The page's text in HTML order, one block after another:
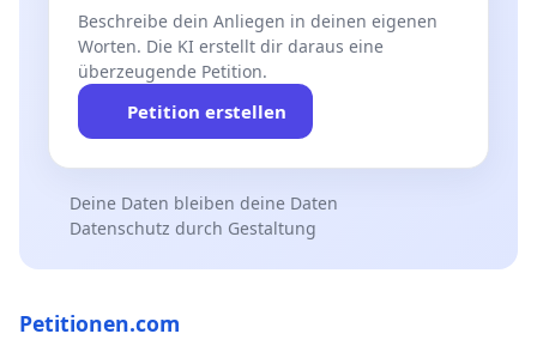
Beschreibe dein Anliegen in deinen eigenen
Worten. Die KI erstellt dir daraus eine
überzeugende Petition.
Petition erstellen
Deine Daten bleiben deine Daten
Datenschutz durch Gestaltung
Petitionen.com